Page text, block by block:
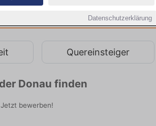
Datenschutzerklärung
Quereinsteiger
Donau finden
bewerben!